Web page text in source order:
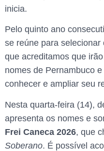
inicia.
Pelo quinto ano
se reúne para
que acreditamos que
nomes de Pernambuco
conhecer e ampliar seu
Nesta quarta-feira (14),
apresenta os nomes e
Frei Caneca 2026, que
Soberano. É possível